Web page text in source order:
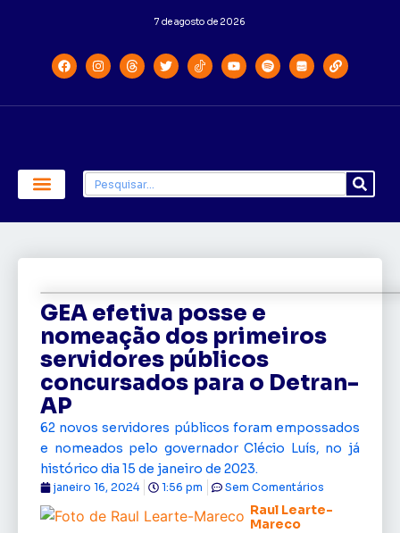
7 de agosto de 2026
GEA efetiva posse e
nomeação dos primeiros
servidores públicos
concursados para o Detran-
AP
62 novos servidores públicos foram empossados
e nomeados pelo governador Clécio Luís, no já
histórico dia 15 de janeiro de 2023.
Raul Learte-
Mareco
janeiro 16, 2024 1:56 pm Sem Comentários